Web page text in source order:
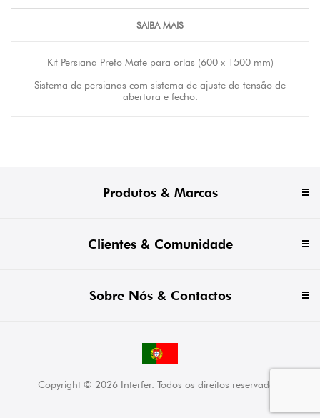
SAIBA MAIS
Kit Persiana Preto Mate para orlas (600 x 1500 mm)
Sistema de persianas com sistema de ajuste da tensão de
abertura e fecho.
Produtos & Marcas
Clientes & Comunidade
Sobre Nós & Contactos
Copyright © 2026 Interfer. Todos os direitos reservados.